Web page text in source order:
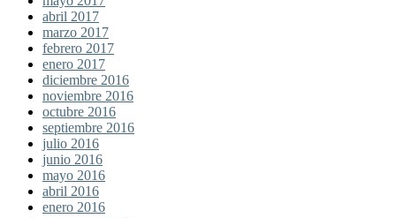
abril 2017
marzo 2017
febrero 2017
enero 2017
diciembre 2016
noviembre 2016
octubre 2016
septiembre 2016
julio 2016
junio 2016
mayo 2016
abril 2016
enero 2016